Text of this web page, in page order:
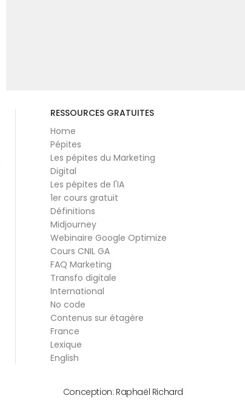
RESSOURCES GRATUITES
Home
Pépites
Les pépites du Marketing
Digital
Les pépites de l'IA
1er cours gratuit
Définitions
Midjourney
Webinaire Google Optimize
Cours CNIL GA
FAQ Marketing
Transfo digitale
International
No code
Contenus sur étagère
France
Lexique
English
Conception: Raphaël Richard